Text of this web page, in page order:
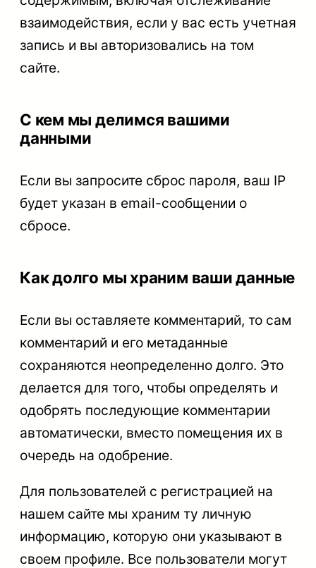
взаимодействия, если у вас есть учетная
запись и вы авторизовались на том
сайте.
С кем мы делимся вашими
данными
Если вы запросите сброс пароля, ваш IP
будет указан в email-сообщении о
сбросе.
Как долго мы храним ваши данные
Если вы оставляете комментарий, то сам
комментарий и его метаданные
сохраняются неопределенно долго. Это
делается для того, чтобы определять и
одобрять последующие комментарии
автоматически, вместо помещения их в
очередь на одобрение.
Для пользователей с регистрацией на
нашем сайте мы храним ту личную
информацию, которую они указывают в
своем профиле. Все пользователи могут